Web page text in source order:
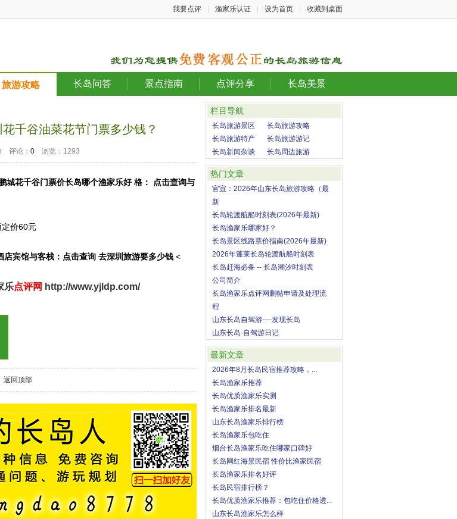
我要点评 渔家乐认证 设为首页 收藏到桌面
旅游攻略 长岛问答 景点指南 点评分享 长岛美景
千谷油菜花节门票多少钱？
评论： 0 浏览：1293
城花千谷门票价长岛哪个渔家乐好 格： 点击查询与
价60元
店宾馆与客栈： 点击查询 去深圳旅游要多少钱 <
乐点评网 http://www.yjldp.com/
返回顶部
栏目导航
长岛旅游景区
长岛旅游攻略
长岛旅游特产
长岛旅游游记
长岛新闻杂谈
长岛周边旅游
热门文章
官宣：2026年山东长岛旅游攻略（最
新
长岛轮渡航船时刻表(2026年最新)
长岛渔家乐哪家好？
长岛景区线路票价指南(2026年最新)
2026年蓬莱长岛轮渡航船时刻表
长岛赶海必备 -- 长岛潮汐时刻表
公司简介
长岛渔家乐点评网删帖申请及处理流
程
山东长岛自驾游----发现长岛
山东长岛·自驾游日记
最新文章
2026年8月长岛民宿推荐攻略，...
长岛渔家乐推荐
长岛优质渔家乐实测
长岛渔家乐排名最新
山东长岛渔家乐排行榜
长岛渔家乐包吃住
烟台长岛渔家乐吃住哪家口碑好
长岛网红海景民宿 性价比渔家民宿
长岛渔家乐排名好评
长岛民宿排行榜？
长岛优质渔家乐推荐：包吃住价格透...
山东长岛渔家乐怎么样